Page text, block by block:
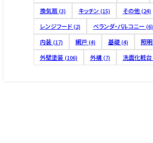
換気扇 (3) キッチン (15) その他 (24)
レンジフード (2) ベランダ・バルコニー (6)
内装 (17) 網戸 (4) 基礎 (4) 照明
外壁塗装 (106) 外構 (7) 洗面化粧台